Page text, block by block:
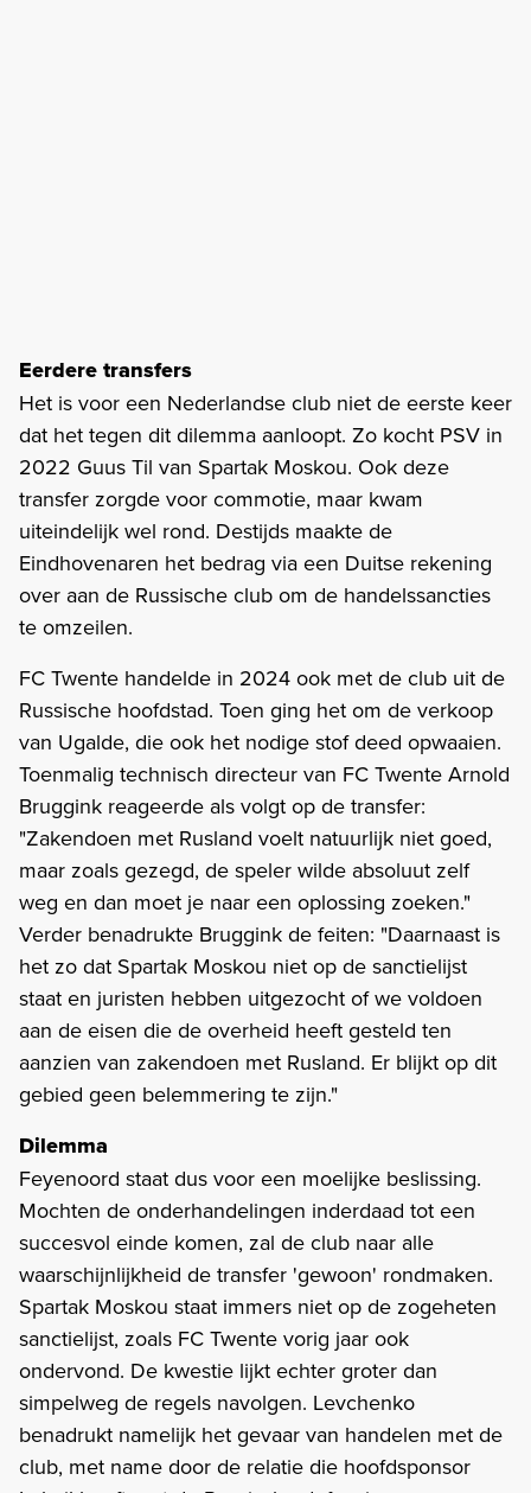
Eerdere transfers
Het is voor een Nederlandse club niet de eerste keer
dat het tegen dit dilemma aanloopt. Zo kocht PSV in
2022 Guus Til van Spartak Moskou. Ook deze
transfer zorgde voor commotie, maar kwam
uiteindelijk wel rond. Destijds maakte de
Eindhovenaren het bedrag via een Duitse rekening
over aan de Russische club om de handelssancties
te omzeilen.
FC Twente handelde in 2024 ook met de club uit de
Russische hoofdstad. Toen ging het om de verkoop
van Ugalde, die ook het nodige stof deed opwaaien.
Toenmalig technisch directeur van FC Twente Arnold
Bruggink reageerde als volgt op de transfer:
"Zakendoen met Rusland voelt natuurlijk niet goed,
maar zoals gezegd, de speler wilde absoluut zelf
weg en dan moet je naar een oplossing zoeken."
Verder benadrukte Bruggink de feiten: "Daarnaast is
het zo dat Spartak Moskou niet op de sanctielijst
staat en juristen hebben uitgezocht of we voldoen
aan de eisen die de overheid heeft gesteld ten
aanzien van zakendoen met Rusland. Er blijkt op dit
gebied geen belemmering te zijn."
Dilemma
Feyenoord staat dus voor een moelijke beslissing.
Mochten de onderhandelingen inderdaad tot een
succesvol einde komen, zal de club naar alle
waarschijnlijkheid de transfer 'gewoon' rondmaken.
Spartak Moskou staat immers niet op de zogeheten
sanctielijst, zoals FC Twente vorig jaar ook
ondervond. De kwestie lijkt echter groter dan
simpelweg de regels navolgen. Levchenko
benadrukt namelijk het gevaar van handelen met de
club, met name door de relatie die hoofdsponsor